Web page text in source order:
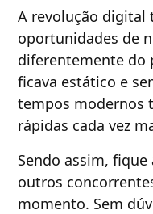
A revolução digital
oportunidades de
diferentemente do
ficava estático e
tempos modernos
rápidas cada vez
Sendo assim,
outros
momento. Sem